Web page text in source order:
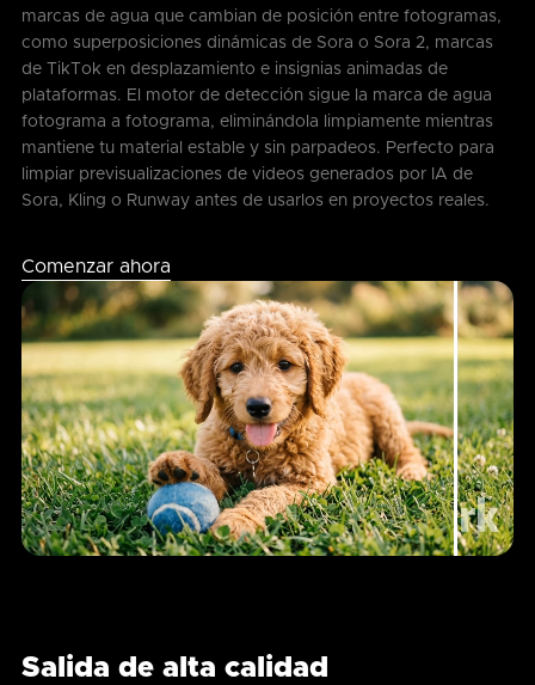
marcas de agua que cambian de posición entre fotogramas,
como superposiciones dinámicas de Sora o Sora 2, marcas
de TikTok en desplazamiento e insignias animadas de
plataformas. El motor de detección sigue la marca de agua
fotograma a fotograma, eliminándola limpiamente mientras
mantiene tu material estable y sin parpadeos. Perfecto para
limpiar previsualizaciones de videos generados por IA de
Sora, Kling o Runway antes de usarlos en proyectos reales.
Comenzar ahora
Salida de alta calidad